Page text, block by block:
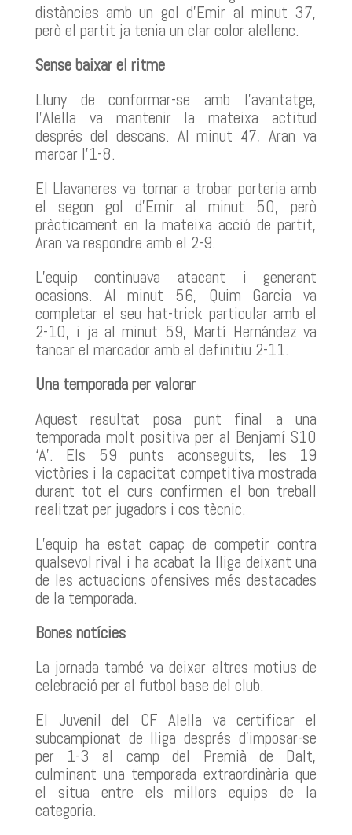
distàncies amb un gol d’Emir al minut 37,
però el partit ja tenia un clar color alellenc.
Sense baixar el ritme
Lluny de conformar-se amb l’avantatge,
l’Alella va mantenir la mateixa actitud
després del descans. Al minut 47, Aran va
marcar l’1-8.
El Llavaneres va tornar a trobar porteria amb
el segon gol d’Emir al minut 50, però
pràcticament en la mateixa acció de partit,
Aran va respondre amb el 2-9.
L’equip continuava atacant i generant
ocasions. Al minut 56, Quim Garcia va
completar el seu hat-trick particular amb el
2-10, i ja al minut 59, Martí Hernández va
tancar el marcador amb el definitiu 2-11.
Una temporada per valorar
Aquest resultat posa punt final a una
temporada molt positiva per al Benjamí S10
‘A’. Els 59 punts aconseguits, les 19
victòries i la capacitat competitiva mostrada
durant tot el curs confirmen el bon treball
realitzat per jugadors i cos tècnic.
L’equip ha estat capaç de competir contra
qualsevol rival i ha acabat la lliga deixant una
de les actuacions ofensives més destacades
de la temporada.
Bones notícies
La jornada també va deixar altres motius de
celebració per al futbol base del club.
El Juvenil del CF Alella va certificar el
subcampionat de lliga després d’imposar-se
per 1-3 al camp del Premià de Dalt,
culminant una temporada extraordinària que
el situa entre els millors equips de la
categoria.